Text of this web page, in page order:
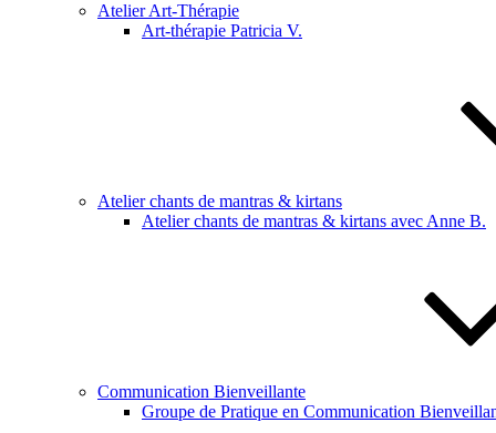
Atelier Art-Thérapie
Art-thérapie Patricia V.
Atelier chants de mantras & kirtans
Atelier chants de mantras & kirtans avec Anne B.
Communication Bienveillante
Groupe de Pratique en Communication